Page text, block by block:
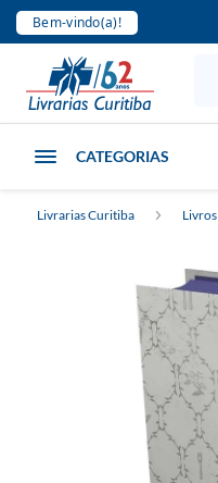
Bem-vindo(a)!
CATEGORIAS
Livrarias Curitiba Livros